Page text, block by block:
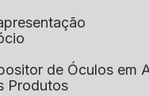
de Óculos em
Produtos